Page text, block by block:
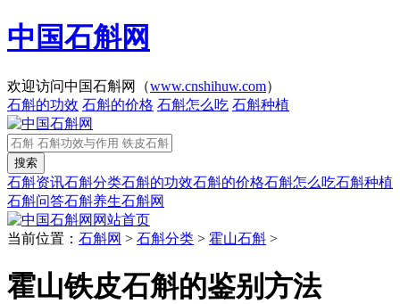
中国石斛网
欢迎访问中国石斛网（www.cnshihuw.com）
石斛的功效 石斛的价格 石斛怎么吃 石斛种植
石斛资讯石斛分类石斛的功效石斛的价格石斛怎么吃石斛种植
石斛问答石斛养生石斛网
网站首页
当前位置： 石斛网 > 石斛分类 > 霍山石斛 >
霍山铁皮石斛的鉴别方法